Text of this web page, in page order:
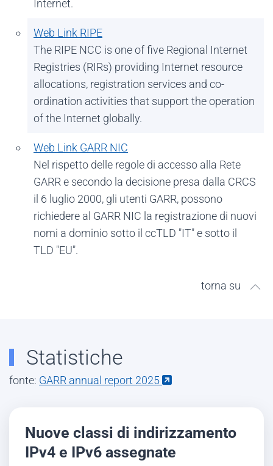
Internet.
Web Link RIPE
The RIPE NCC is one of five Regional Internet
Registries (RIRs) providing Internet resource
allocations, registration services and co-
ordination activities that support the operation
of the Internet globally.
Web Link GARR NIC
Nel rispetto delle regole di accesso alla Rete
GARR e secondo la decisione presa dalla CRCS
il 6 luglio 2000, gli utenti GARR, possono
richiedere al GARR NIC la registrazione di nuovi
nomi a dominio sotto il ccTLD "IT" e sotto il
TLD "EU".
torna su
Statistiche
fonte: GARR annual report 2025
Nuove classi di indirizzamento
IPv4 e IPv6 assegnate